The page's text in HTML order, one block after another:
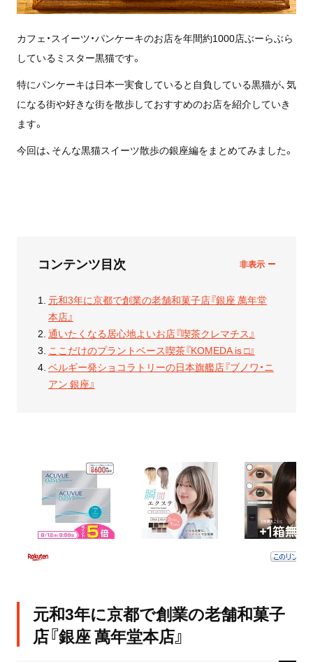
カフェ・スイーツ・パンケーキのお店を年間約1000店ぶーらぶら
しているミスター黒猫です。
特にパンケーキは日本一実食していると自負している黒猫が、気
になる街や好きな街を散歩しておすすめのお店を紹介していき
ます。
今回は、そんな黒猫スイーツ散歩の銀座編をまとめてみました。
コンテンツ目次
元和3年に京都で創業の老舗和菓子店『銀座 萬年堂
本店』
通いたくなる居心地よいお店『喫茶クレマチス』
ここだけのプラントベース喫茶『KOMEDA is □』
ベルギー発ショコラトリーの日本旗艦店『ブノワ・ニ
アン 銀座』
元和3年に京都で創業の老舗和菓子
店『銀座 萬年堂本店』